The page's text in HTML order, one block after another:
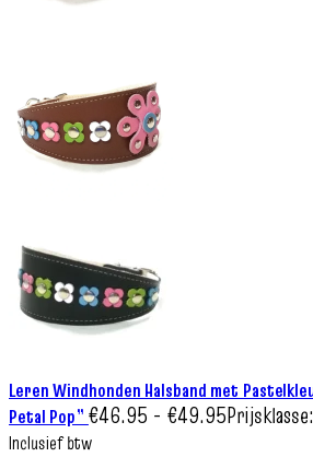
Leren Windhonden Halsband met
Petal Pop” €46.95 - €49.95
Inclusief btw